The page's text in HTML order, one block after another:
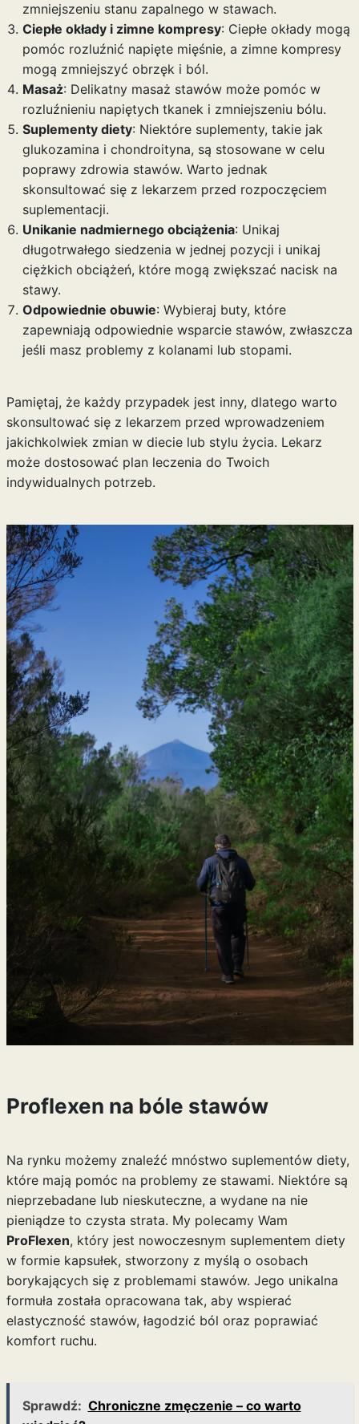
zmniejszeniu stanu zapalnego w stawach.
Ciepłe okłady i zimne kompresy: Ciepłe okłady mogą
pomóc rozluźnić napięte mięśnie, a zimne kompresy
mogą zmniejszyć obrzęk i ból.
Masaż: Delikatny masaż stawów może pomóc w
rozluźnieniu napiętych tkanek i zmniejszeniu bólu.
Suplementy diety: Niektóre suplementy, takie jak
glukozamina i chondroityna, są stosowane w celu
poprawy zdrowia stawów. Warto jednak
skonsultować się z lekarzem przed rozpoczęciem
suplementacji.
Unikanie nadmiernego obciążenia: Unikaj
długotrwałego siedzenia w jednej pozycji i unikaj
ciężkich obciążeń, które mogą zwiększać nacisk na
stawy.
Odpowiednie obuwie: Wybieraj buty, które
zapewniają odpowiednie wsparcie stawów, zwłaszcza
jeśli masz problemy z kolanami lub stopami.
Pamiętaj, że każdy przypadek jest inny, dlatego warto
skonsultować się z lekarzem przed wprowadzeniem
jakichkolwiek zmian w diecie lub stylu życia. Lekarz
może dostosować plan leczenia do Twoich
indywidualnych potrzeb.
Proflexen na bóle stawów
Na rynku możemy znaleźć mnóstwo suplementów diety,
które mają pomóc na problemy ze stawami. Niektóre są
nieprzebadane lub nieskuteczne, a wydane na nie
pieniądze to czysta strata. My polecamy Wam
ProFlexen, który jest nowoczesnym suplementem diety
w formie kapsułek, stworzony z myślą o osobach
borykających się z problemami stawów. Jego unikalna
formuła została opracowana tak, aby wspierać
elastyczność stawów, łagodzić ból oraz poprawiać
komfort ruchu.
Sprawdź: Chroniczne zmęczenie – co warto